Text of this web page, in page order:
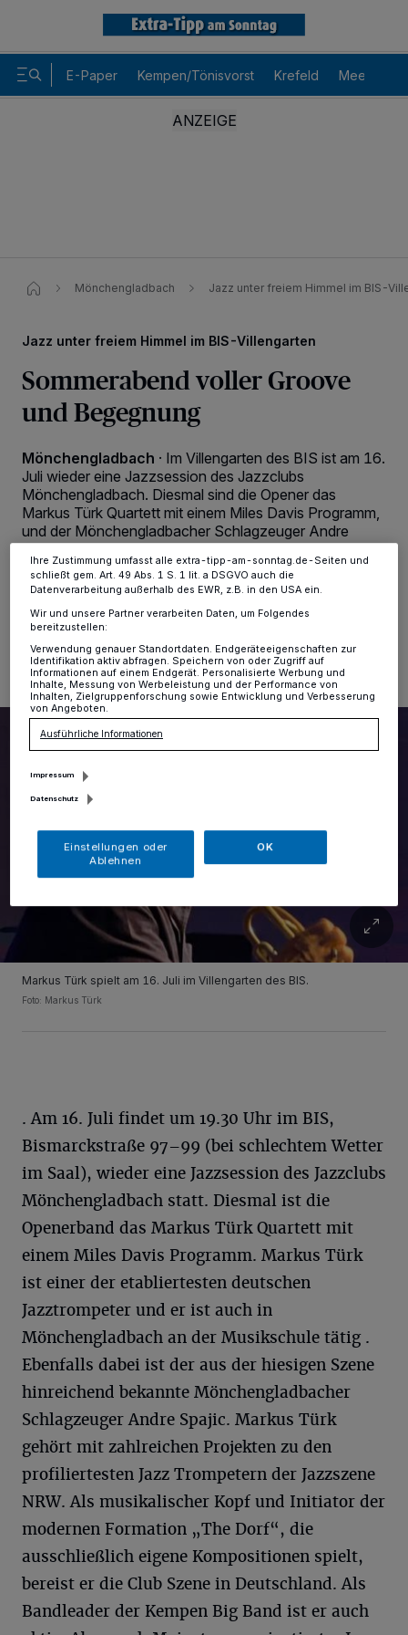
E-Paper Kempen/Tönisvorst Krefeld Meerbusch
Mönchengladbach Jazz unter freiem Himmel im BIS-
Jazz unter freiem Himmel im BIS-Villengarten
Sommerabend voller Groove
und Begegnung
Mönchengladbach · Im Villengarten des BIS ist am 16.
Juli wieder eine Jazzsession des Jazzclubs
Mönchengladbach. Diesmal sind die Opener das
Markus Türk Quartett mit einem Miles Davis Programm,
und der Mönchengladbacher Schlagzeuger Andre
Spajic.
06.07.2026 , 10:09 Uhr
Markus Türk spielt am 16. Juli im Villengarten des BIS.
Foto: Markus Türk
. Am 16. Juli findet um 19.30 Uhr im BIS,
Bismarckstraße 97–99 (bei schlechtem Wetter
im Saal), wieder eine Jazzsession des Jazzclubs
Mönchengladbach statt. Diesmal ist die
Openerband das Markus Türk Quartett mit
einem Miles Davis Programm. Markus Türk
ist einer der etabliertesten deutschen
Jazztrompeter und er ist auch in
Mönchengladbach an der Musikschule tätig .
Ebenfalls dabei ist der aus der hiesigen Szene
hinreichend bekannte Mönchengladbacher
Schlagzeuger Andre Spajic. Markus Türk
gehört mit zahlreichen Projekten zu den
profiliertesten Jazz Trompetern der Jazzszene
NRW. Als musikalischer Kopf und Initiator der
modernen Formation „The Dorf“, die
ausschließlich eigene Kompositionen spielt,
bereist er die Club Szene in Deutschland. Als
Bandleader der Kempen Big Band ist er auch
Wir und unsere218-Partner speichern und greifen auf
personenbezogene Daten wie Browserdaten oder eindeutige
Kennungen auf Ihrem Gerät zu. Durch Auswahl von OK aktivieren Sie
Tracking-Technologien für die unter „Wir und unsere Partner
Zwecke. Wenn Tracker deaktiviert sind, sind manche Inhalte und
Anzeigen möglicherweise nicht mehr so relevant für Sie. Sie können
dieses Menü jederzeit wieder aufrufen, um Ihre Einstellungen zu
ändern oder Ihre Einwilligung zu widerrufen, indem Sie auf den Link
Einstellungen oder Ablehnen am unteren Rand der Webseite klicken.
Ihre Einstellungen gelten innerhalb unseres Website. Weitere
Informationen finden Sie in unserer Datenschutzerklärung.
Ihre Zustimmung umfasst alle extra-tipp-am-sonntag.de-Seiten und
schließt gem. Art. 49 Abs. 1 S. 1 lit. a DSGVO auch die
Datenverarbeitung außerhalb des EWR, z.B. in den USA ein.
Wir und unsere Partner verarbeiten Daten, um Folgendes
bereitzustellen:
Verwendung genauer Standortdaten. Endgeräteeigenschaften zur
Identifikation aktiv abfragen. Speichern von oder Zugriff auf
Informationen auf einem Endgerät. Personalisierte Werbung und
Inhalte, Messung von Werbeleistung und der Performance von
Inhalten, Zielgruppenforschung sowie Entwicklung und Verbesserung
von Angeboten.
Ausführliche Informationen
Impressum
Datenschutz
Einstellungen oder
Ablehnen
OK